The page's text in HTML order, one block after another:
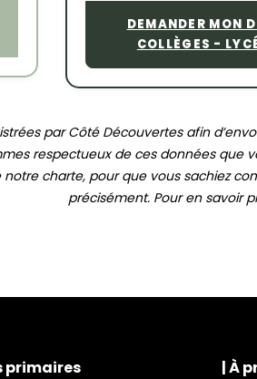
DEMANDER MON
COLLÈGES -
par Côté Découvertes afin
respectueux de ces données que
notre charte, pour que vous sachiez
précisément. Pour en savoir
primaires | À